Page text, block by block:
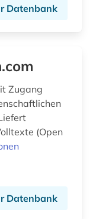
Datenbank
(Open
Datenbank